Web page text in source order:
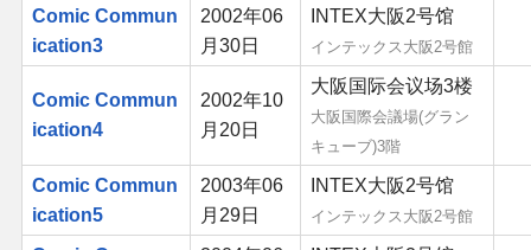
Comic Commun
ication3
2002年06
月30日
INTEX大阪2号馆
インテックス大阪2号館
Comic Commun
ication4
2002年10
月20日
大阪国际会议场3楼
大阪国際会議場(グラン
キューブ)3階
Comic Commun
ication5
2003年06
月29日
INTEX大阪2号馆
インテックス大阪2号館
同人社团列表
同人志分类
同人专辑分类
同人软件列表